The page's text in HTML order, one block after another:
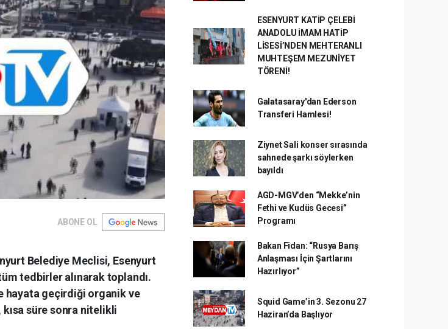
ABONE OL
Belediye Meclisi, Esenyurt
tedbirler alınarak toplandı.
hayata geçirdiği organik ve
süre sonra nitelikli
ESENYURT KATİP ÇELEBİ
ANADOLU İMAM HATİP
LİSESİ’NDEN MEHTERANLI
MUHTEŞEM MEZUNİYET
TÖRENİ!
Galatasaray'dan Ederson
Transferi Hamlesi!
Ziynet Sali konser sırasında
sahnede şarkı söylerken
bayıldı
AGD-MGV’den “Mekke’nin
Fethi ve Kudüs Gecesi”
Programı
Bakan Fidan: “Rusya Barış
Anlaşması İçin Şartlarını
Hazırlıyor”
Squid Game’in 3. Sezonu 27
Haziran’da Başlıyor